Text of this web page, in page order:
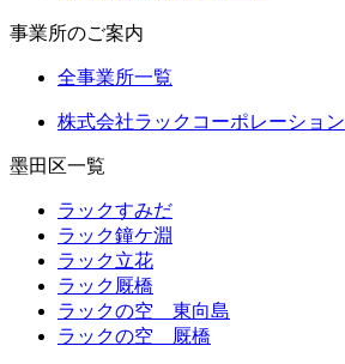
事業所のご案内
全事業所一覧
株式会社ラックコーポレーション
墨田区一覧
ラックすみだ
ラック鐘ケ淵
ラック立花
ラック厩橋
ラックの空 東向島
ラックの空 厩橋